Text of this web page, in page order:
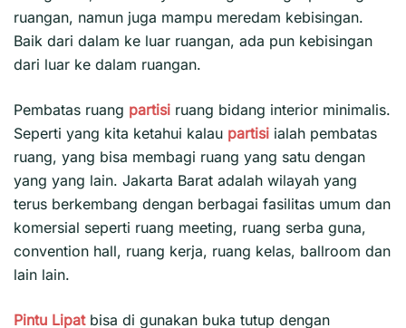
ruangan, namun juga mampu meredam kebisingan.
Baik dari dalam ke luar ruangan, ada pun kebisingan
dari luar ke dalam ruangan.
Pembatas ruang partisi ruang bidang interior minimalis.
Seperti yang kita ketahui kalau partisi ialah pembatas
ruang, yang bisa membagi ruang yang satu dengan
yang yang lain. Jakarta Barat adalah wilayah yang
terus berkembang dengan berbagai fasilitas umum dan
komersial seperti ruang meeting, ruang serba guna,
convention hall, ruang kerja, ruang kelas, ballroom dan
lain lain.
Pintu Lipat bisa di gunakan buka tutup dengan